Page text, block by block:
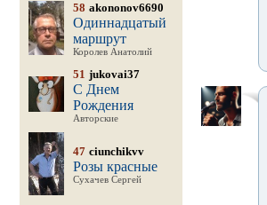
58 akononov6690
Одиннадцатый
маршрут
Королев Анатолий
51 jukovai37
С Днем
Рождения
Авторские
47 ciunchikvv
Розы красные
Сухачев Сергей